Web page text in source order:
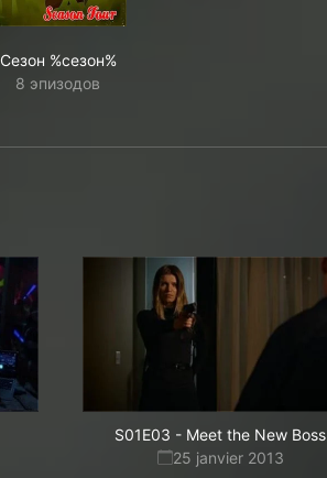
Сезон %сезон%
8 эпизодов
S01E03 - Meet the New Boss
25 janvier 2013